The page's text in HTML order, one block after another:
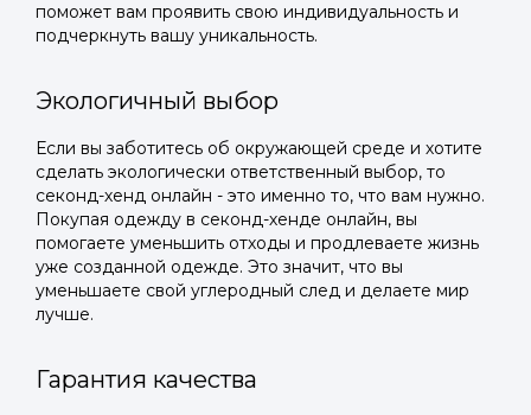
поможет вам проявить свою индивидуальность и
подчеркнуть вашу уникальность.
Экологичный выбор
Если вы заботитесь об окружающей среде и хотите
сделать экологически ответственный выбор, то
секонд-хенд онлайн - это именно то, что вам нужно.
Покупая одежду в секонд-хенде онлайн, вы
помогаете уменьшить отходы и продлеваете жизнь
уже созданной одежде. Это значит, что вы
уменьшаете свой углеродный след и делаете мир
лучше.
Гарантия качества